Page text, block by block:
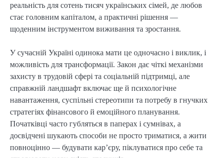
реальність для сотень тисяч українських сімей, де любов
стає головним капіталом, а практичні рішення —
щоденним інструментом виживання та зростання.
У сучасній Україні одинока мати це одночасно і виклик, і
можливість для трансформації. Закон дає чіткі механізми
захисту в трудовій сфері та соціальній підтримці, але
справжній ландшафт включає ще й психологічне
навантаження, суспільні стереотипи та потребу в гнучких
стратегіях фінансового й емоційного планування.
Початківці часто губляться в паперах і сумнівах, а
досвідчені шукають способи не просто триматися, а жити
повноцінно — будувати кар’єру, піклуватися про себе та